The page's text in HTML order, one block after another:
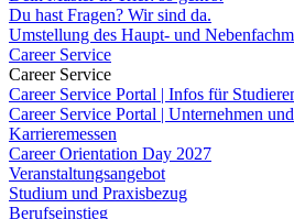
Du hast Fragen? Wir sind da.
Umstellung des Haupt- und
Career Service
Career Service
Career Service Portal | Infos für
Career Service Portal | Unternehmen
Karrieremessen
Career Orientation Day 2027
Veranstaltungsangebot
Studium und Praxisbezug
Berufseinstieg